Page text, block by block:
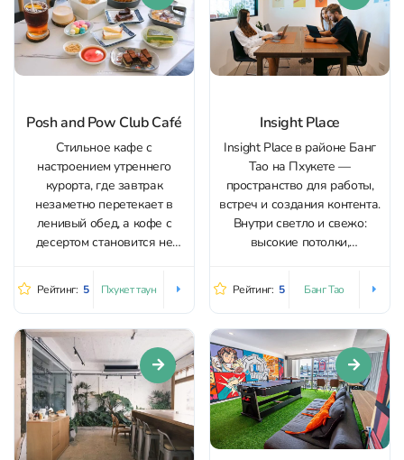
Интерьер яркий и
домашний, с уютной
атмосферой кофейни
Пхукет...
есть отдельные...
Posh and Pow Club Café
Стильное кафе с
настроением утреннего
курорта, где завтрак
незаметно перетекает в
ленивый обед, а кофе с
десертом становится не
ритуалом. С первого взгляда
место цепляет эстетикой:
светлый интерьер,
аккуратные детали в
основном зале и уютная
веранда, утопающая в
зелени. Пространство
продумано так, чтобы здесь
хотелось задержаться —...
Рейтинг: 5 Пхукет таун
Insight Place
Insight Place в районе Банг
Тао на Пхукете —
пространство для работы,
встреч и создания контента.
Внутри светло и свежо:
высокие потолки,
атмосфера без лишнего
шума. Температура
кондиционирования
держится в комфортном
диапазоне, а рабочие места
оснащены удобными
офисными креслами,
поэтому здесь легко
проводить за задачами
Рейтинг: 5 Банг Тао